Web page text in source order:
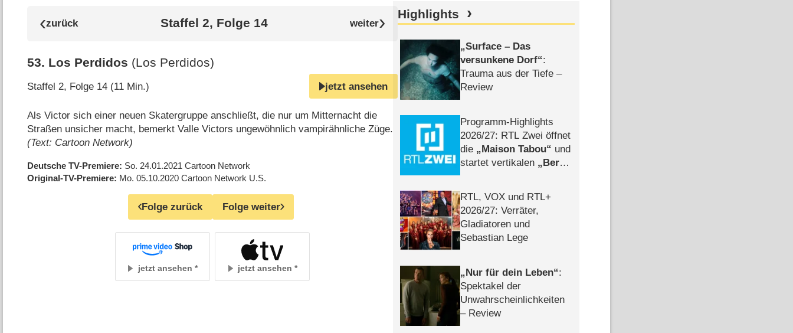
Staffel 2, Folge 14
53. Los Perdidos (Los Perdidos)
Staffel 2, Folge 14 (11 Min.) jetzt ansehen
Als Victor sich einer neuen Skatergruppe anschließt, die nur um Mitternacht die
Straßen unsicher macht, bemerkt Valle Victors ungewöhnlich vampirähnliche Züge.
(Text: Cartoon Network)
Deutsche TV-Premiere So. 24.01.2021 Cartoon Network
Original-TV-Premiere Mo. 05.10.2020 Cartoon Network U.S.
Folge zurück Folge weiter
jetzt ansehen jetzt ansehen
Highlights
Surface – Das
versunkene Dorf :
Trauma aus der Tiefe –
Review
Programm-Highlights
2026/​27: RTL Zwei öffnet
die
Maison Tabou
und
startet vertikalen
Berlin
RTL, VOX und RTL+
2026/​27: Verräter,
Gladiatoren und
Sebastian Lege
Nur für dein Leben :
Spektakel der
Unwahrscheinlichkeiten
– Review